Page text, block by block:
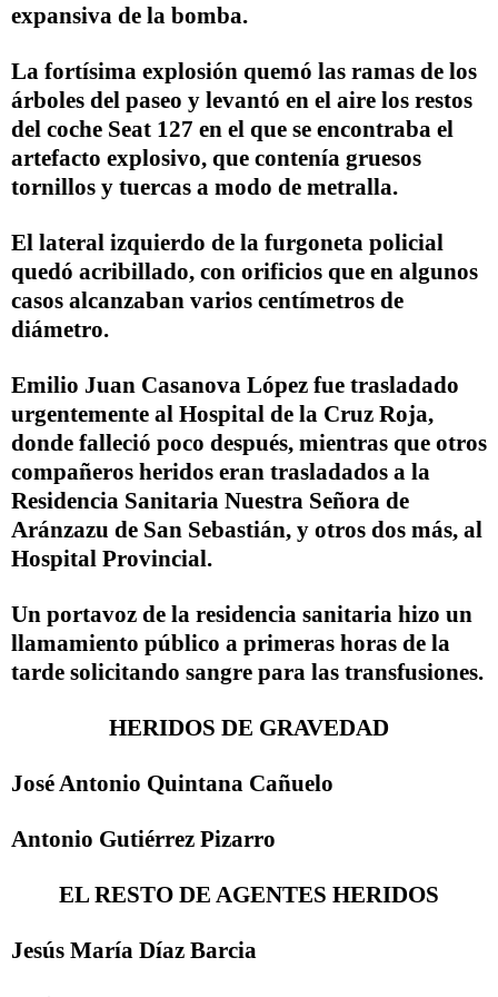
expansiva de la bomba.
La fortísima explosión quemó las ramas de los
árboles del paseo y levantó en el aire los restos
del coche Seat 127 en el que se encontraba el
artefacto explosivo, que contenía gruesos
tornillos y tuercas a modo de metralla.
El lateral izquierdo de la furgoneta policial
quedó acribillado, con orificios que en algunos
casos alcanzaban varios centímetros de
diámetro.
Emilio Juan Casanova López fue trasladado
urgentemente al Hospital de la Cruz Roja,
donde falleció poco después, mientras que otros
compañeros heridos eran trasladados a la
Residencia Sanitaria Nuestra Señora de
Aránzazu de San Sebastián, y otros dos más, al
Hospital Provincial.
Un portavoz de la residencia sanitaria hizo un
llamamiento público a primeras horas de la
tarde solicitando sangre para las transfusiones.
HERIDOS DE GRAVEDAD
José Antonio Quintana Cañuelo
Antonio Gutiérrez Pizarro
EL RESTO DE AGENTES HERIDOS
Jesús María Díaz Barcia